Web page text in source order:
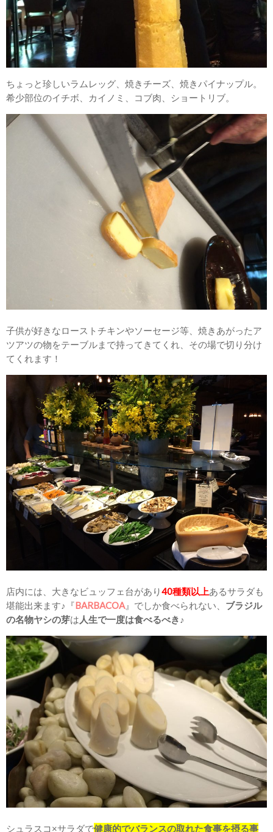
ちょっと珍しいラムレッグ、焼きチーズ、焼きパイナップル。
希少部位のイチボ、カイノミ、コブ肉、ショートリブ。
子供が好きなローストチキンやソーセージ等、焼きあがったア
ツアツの物をテーブルまで持ってきてくれ、その場で切り分け
てくれます！
店内には、大きなビュッフェ台があり40種類以上あるサラダも
堪能出来ます♪『BARBACOA』でしか食べられない、 ブラジル
の名物ヤシの芽は 人生で一度は食べるべき♪
シュラスコ×サラダで健康的でバランスの取れた食事を摂る事